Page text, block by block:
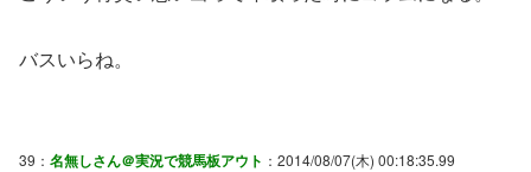
バスいらね。
39： 名無しさん＠実況で競馬板アウト ：2014/08/07(木) 00:18:35.99